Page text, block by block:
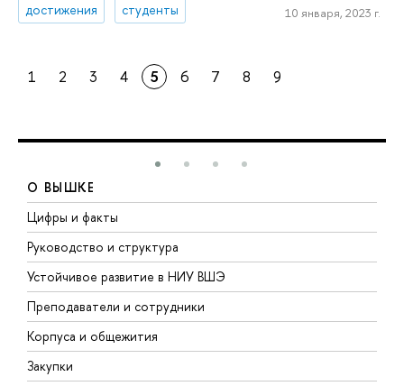
достижения
студенты 10 января, 2023 г.
1 2 3 4 5 6 7 8 9
О ВЫШКЕ
Цифры и факты
Руководство и структура
Устойчивое развитие в НИУ ВШЭ
Преподаватели и сотрудники
Корпуса и общежития
Закупки